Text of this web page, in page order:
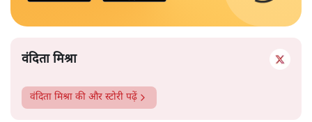
वंदिता मिश्रा
वंदिता मिश्रा की और स्टोरी पढ़ें